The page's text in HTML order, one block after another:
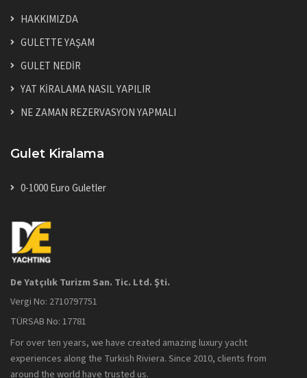
HAKKIMIZDA
GULETTE YAŞAM
GULET NEDİR
YAT KİRALAMA NASIL YAPILIR
NE ZAMAN REZERVASYON YAPMALI
Gulet Kiralama
0-1000 Euro Guletler
De Yatçılık Turizm San. Tic. Ltd. Şti.
Vergi No: 2710797751
TÜRSAB No: 17781
For over ten years, we have created amazing luxury yacht
experiences along the Turkish Riviera. Since 2010, clients from
around the world have trusted us.